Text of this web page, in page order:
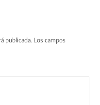
publicada. Los campos